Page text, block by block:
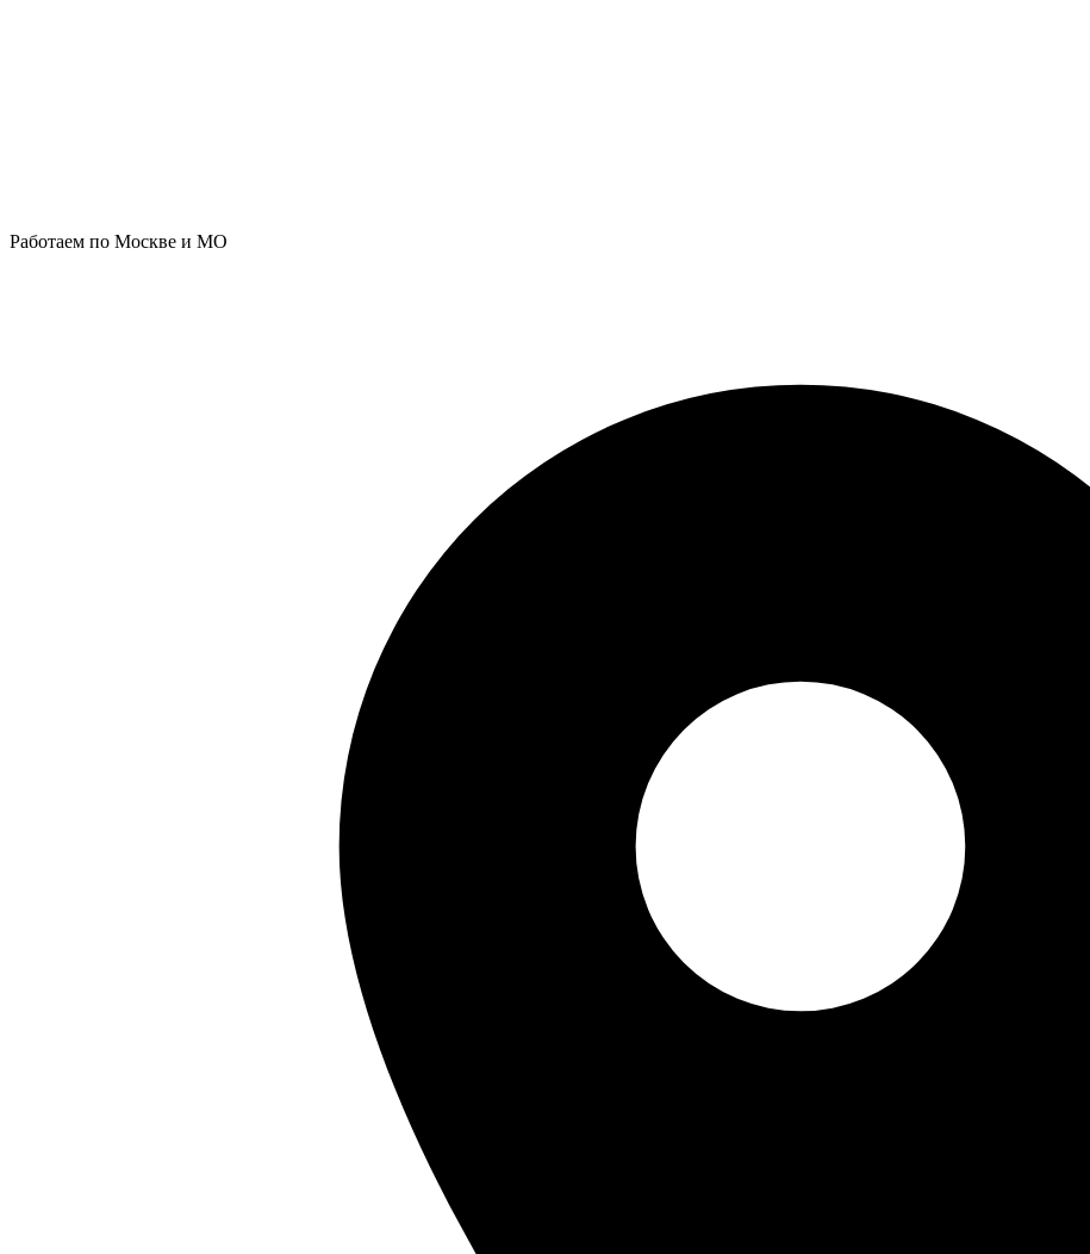
Работаем по Москве и МО